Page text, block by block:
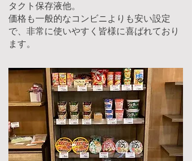
タクト保存液他。
価格も一般的なコンビニよりも安い設定
で、非常に使いやすく皆様に喜ばれており
ます。